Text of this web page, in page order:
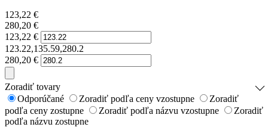
123,22 €
280,20 €
123,22 €
123.22,135.59,280.2
280,20 €
Zoradiť tovary
Odporúčané
Zoradiť podľa ceny vzostupne
Zoradiť
podľa ceny zostupne
Zoradiť podľa názvu vzostupne
Zoradiť
podľa názvu zostupne